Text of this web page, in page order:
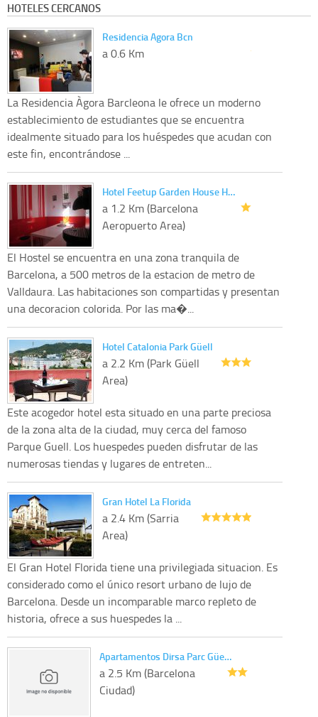
HOTELES CERCANOS
Residencia Agora Bcn
a 0.6 Km
La Residencia Àgora Barcleona le ofrece un moderno
establecimiento de estudiantes que se encuentra
idealmente situado para los huéspedes que acudan con
este fin, encontrándose ...
Hotel Feetup Garden House H…
a 1.2 Km (Barcelona
Aeropuerto Area)
El Hostel se encuentra en una zona tranquila de
Barcelona, ​​a 500 metros de la estacion de metro de
Valldaura. Las habitaciones son compartidas y presentan
una decoracion colorida. Por las ma�...
Hotel Catalonia Park Güell
a 2.2 Km (Park Güell
Area)
Este acogedor hotel esta situado en una parte preciosa
de la zona alta de la ciudad, muy cerca del famoso
Parque Guell. Los huespedes pueden disfrutar de las
numerosas tiendas y lugares de entreten...
Gran Hotel La Florida
a 2.4 Km (Sarria
Area)
El Gran Hotel Florida tiene una privilegiada situacion. Es
considerado como el único resort urbano de lujo de
Barcelona. Desde un incomparable marco repleto de
historia, ofrece a sus huespedes la ...
Apartamentos Dirsa Parc Güe…
a 2.5 Km (Barcelona
Ciudad)